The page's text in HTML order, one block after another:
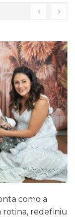
como a
rotina, redefiniu